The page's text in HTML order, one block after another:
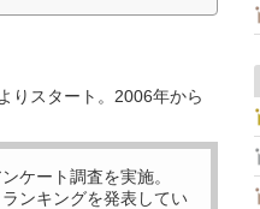
りスタート。2006年から
ケート調査を実施。
ランキングを発表してい